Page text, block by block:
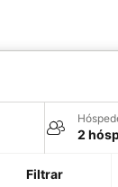
2
Filtrar